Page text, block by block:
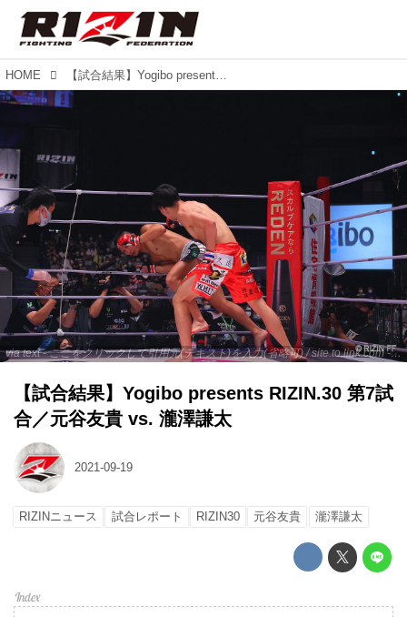
HOME 【試合結果】Yogibo presents RIZIN.30 第7試合／元谷友貴 vs. 瀧澤謙太
via text - ここをクリックして引用元(テキスト)を入力(省略可) / site.to.link.com - ここをクリックして引用元を入力(省略可)
【試合結果】Yogibo presents RIZIN.30 第7試
合／元谷友貴 vs. 瀧澤謙太
2021-09-19
RIZINニュース 試合レポート RIZIN30 元谷友貴 瀧澤謙太